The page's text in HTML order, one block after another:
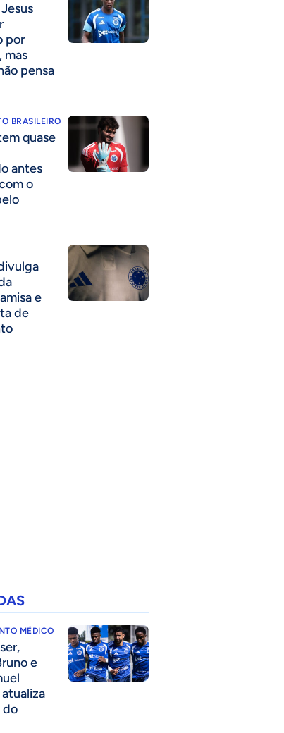
por
mas
pensa
BRASILEIRO
quase
antes
o
e
de
MÉDICO
e
do